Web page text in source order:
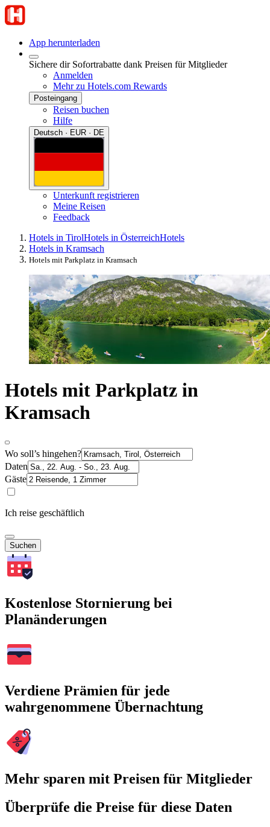
App herunterladen
Sichere dir Sofortrabatte dank Preisen für Mitglieder
Anmelden
Mehr zu Hotels.com Rewards
Posteingang
Reisen buchen
Hilfe
Deutsch · EUR · DE
Unterkunft registrieren
Meine Reisen
Feedback
Hotels in TirolHotels in ÖsterreichHotels
Hotels in Kramsach
Hotels mit Parkplatz in Kramsach
Hotels mit Parkplatz in
Kramsach
Wo soll’s hingehen?
Daten
Gäste
Ich reise geschäftlich
Suchen
Kostenlose Stornierung bei
Planänderungen
Verdiene Prämien für jede
wahrgenommene Übernachtung
Mehr sparen mit Preisen für Mitglieder
Überprüfe die Preise für diese Daten